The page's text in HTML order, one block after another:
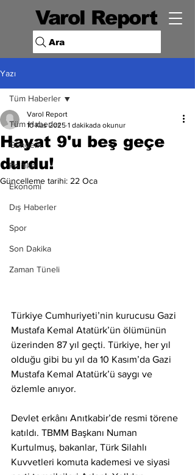
Varol Report
Ara
Yazı
Tüm Haberler
Gündem
Politika
Ekonomi
Dış Haberler
Spor
Son Dakika
Zaman Tüneli
Tüm Haberler
Hayat 9'u beş geçe
durdu!
Varol Report
10 Kas 2025 1 dakikada okunur
Güncelleme tarihi: 22 Oca
Türkiye Cumhuriyeti’nin kurucusu Gazi
Mustafa Kemal Atatürk’ün ölümünün
üzerinden 87 yıl geçti. Türkiye, her yıl
olduğu gibi bu yıl da 10 Kasım’da Gazi
Mustafa Kemal Atatürk’ü saygı ve
özlemle anıyor.
Devlet erkânı Anıtkabir’de resmi törene
katıldı. TBMM Başkanı Numan
Kurtulmuş, bakanlar, Türk Silahlı
Kuvvetleri komuta kademesi ve siyasi